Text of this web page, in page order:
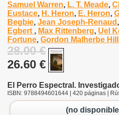
Samuel Warren, L. T. Meade,
Eustace, H. Heron, E. Heron,
Begbie, Jean Joseph-Renaud ,
Egbert , Max Rittenberg, Uel
Fortune, Gordon Malherbe
28.00 €
26.60 €
El Perro Espectral.
ISBN: 9788494601644 | 420 páginas |
(no